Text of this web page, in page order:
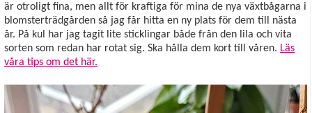
är otroligt fina, men allt för kraftiga för mina de nya växtbågarna i
blomsterträdgården så jag får hitta en ny plats för dem till nästa
år. På kul har jag tagit lite sticklingar både från den lila och vita
sorten som redan har rotat sig. Ska hålla dem kort till våren. Läs
våra tips om det här.